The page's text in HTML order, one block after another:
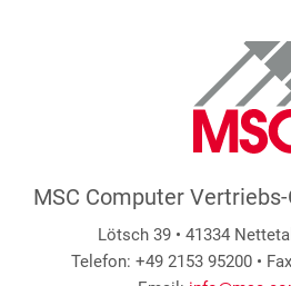
MSC Computer
Lötsch 39 • 41334
Telefon: +49 2153 95200 •